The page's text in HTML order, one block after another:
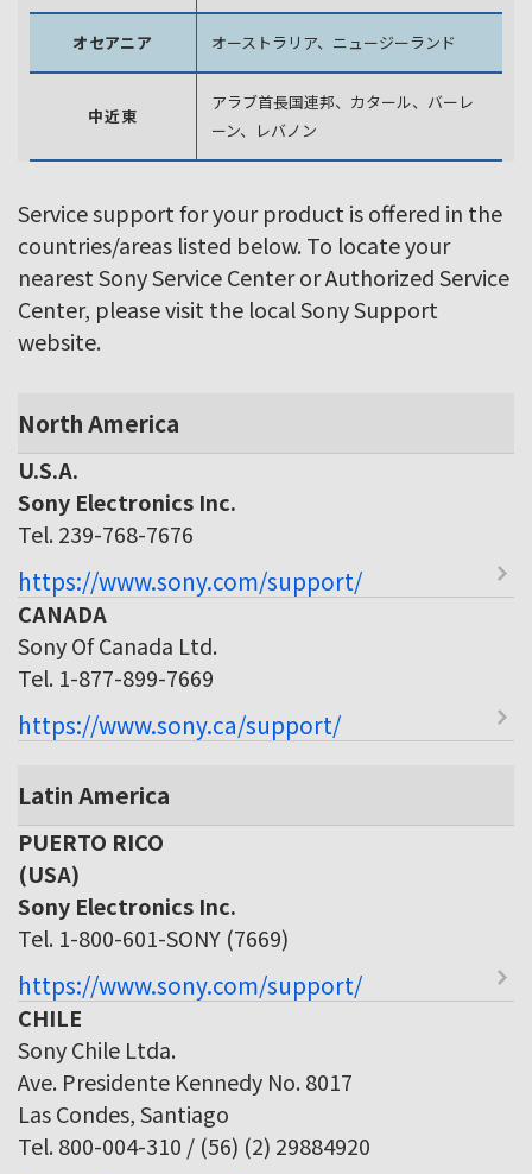
オセアニア オーストラリア、ニュージーランド
中近東
アラブ首長国連邦、カタール、バーレ
ーン、レバノン
Service support for your product is offered in the
countries/areas listed below. To locate your
nearest Sony Service Center or Authorized Service
Center, please visit the local Sony Support
website.
North America
U.S.A.
Sony Electronics Inc.
Tel. 239-768-7676
https://www.sony.com/support/
CANADA
Sony Of Canada Ltd.
Tel. 1-877-899-7669
https://www.sony.ca/support/
Latin America
PUERTO RICO
(USA)
Sony Electronics Inc.
Tel. 1-800-601-SONY (7669)
https://www.sony.com/support/
CHILE
Sony Chile Ltda.
Ave. Presidente Kennedy No. 8017
Las Condes, Santiago
Tel. 800-004-310 / (56) (2) 29884920